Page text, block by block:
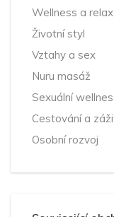
Wellness a
Životní styl
Vztahy a sex
Nuru masáž
Sexuální
Cestování a
Osobní rozvoj